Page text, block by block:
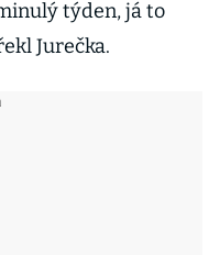
týden, já to
Jurečka.